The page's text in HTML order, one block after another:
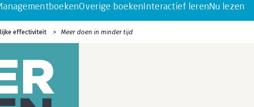
Overige boekenInteractief lerenNu lezen
effectiviteit Meer doen in minder tijd